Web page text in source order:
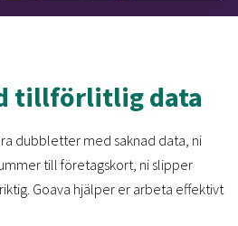
tillförlitlig data
dubbletter med saknad data, ni
till företagskort, ni slipper
Goava hjälper er arbeta effektivt